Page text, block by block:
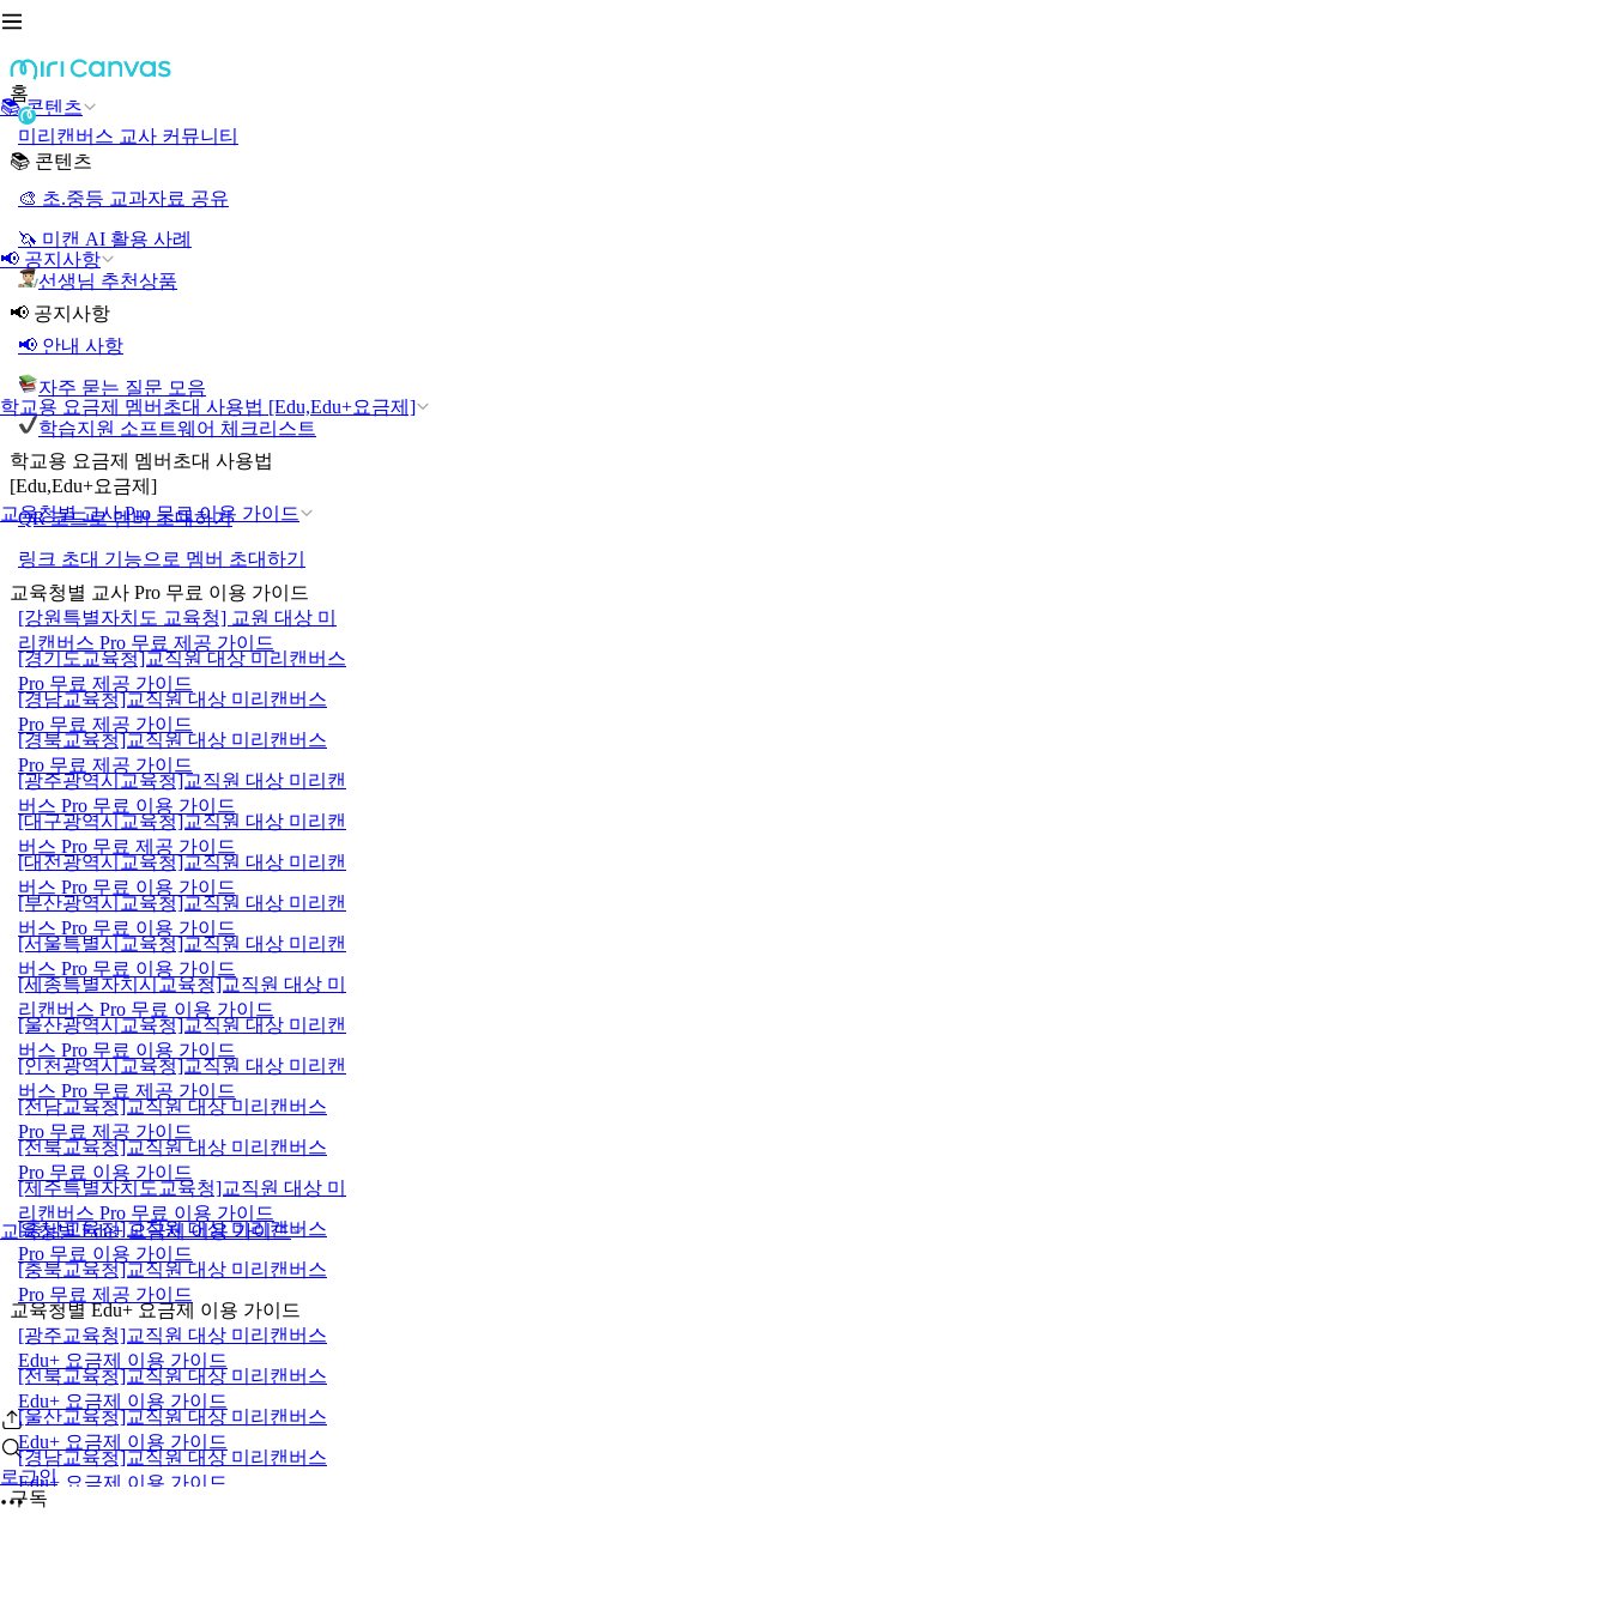
📚 콘텐츠
📢 공지사항
학교용 요금제 멤버초대 사용법 [Edu,Edu+요금제]
교육청별 교사 Pro 무료 이용 가이드
교육청별 Edu+ 요금제 이용 가이드
로그인
홈
미리캔버스 교사 커뮤니티
📚 콘텐츠
🎨 초.중등 교과자료 공유
🦄 미캔 AI 활용 사례
선생님 추천상품
📢 공지사항
📢 안내 사항
자주 묻는 질문 모음
학습지원 소프트웨어 체크리스트
학교용 요금제 멤버초대 사용법
[Edu,Edu+요금제]
QR 코드로 멤버 초대하기
링크 초대 기능으로 멤버 초대하기
교육청별 교사 Pro 무료 이용 가이드
[강원특별자치도 교육청] 교원 대상 미
리캔버스 Pro 무료 제공 가이드
[경기도교육청]교직원 대상 미리캔버스
Pro 무료 제공 가이드
[경남교육청]교직원 대상 미리캔버스
Pro 무료 제공 가이드
[경북교육청]교직원 대상 미리캔버스
Pro 무료 제공 가이드
[광주광역시교육청]교직원 대상 미리캔
버스 Pro 무료 이용 가이드
[대구광역시교육청]교직원 대상 미리캔
버스 Pro 무료 제공 가이드
[대전광역시교육청]교직원 대상 미리캔
버스 Pro 무료 이용 가이드
[부산광역시교육청]교직원 대상 미리캔
버스 Pro 무료 이용 가이드
[서울특별시교육청]교직원 대상 미리캔
버스 Pro 무료 이용 가이드
[세종특별자치시교육청]교직원 대상 미
리캔버스 Pro 무료 이용 가이드
[울산광역시교육청]교직원 대상 미리캔
버스 Pro 무료 이용 가이드
[인천광역시교육청]교직원 대상 미리캔
버스 Pro 무료 제공 가이드
[전남교육청]교직원 대상 미리캔버스
Pro 무료 제공 가이드
[전북교육청]교직원 대상 미리캔버스
Pro 무료 이용 가이드
[제주특별자치도교육청]교직원 대상 미
리캔버스 Pro 무료 이용 가이드
[충남교육청]교직원 대상 미리캔버스
Pro 무료 이용 가이드
[충북교육청]교직원 대상 미리캔버스
Pro 무료 제공 가이드
교육청별 Edu+ 요금제 이용 가이드
[광주교육청]교직원 대상 미리캔버스
Edu+ 요금제 이용 가이드
[전북교육청]교직원 대상 미리캔버스
Edu+ 요금제 이용 가이드
[울산교육청]교직원 대상 미리캔버스
Edu+ 요금제 이용 가이드
[경남교육청]교직원 대상 미리캔버스
Edu+ 요금제 이용 가이드
구독